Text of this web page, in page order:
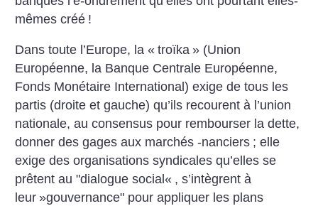
mêmes créé !
Dans toute l’Europe, la « troïka » (Union
Européenne, la Banque Centrale Européenne,
Fonds Monétaire International) exige de tous les
partis (droite et gauche) qu’ils recourent à l’union
nationale, au consensus pour rembourser la dette,
donner des gages aux marchés -nanciers ; elle
exige des organisations syndicales qu’elles se
prêtent au "dialogue social« , s’intègrent à
leur »gouvernance" pour appliquer les plans